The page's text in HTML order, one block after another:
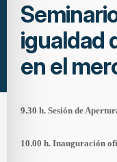
igualdad
en el
9.30 h. Sesión de
10.00 h. Inauguración